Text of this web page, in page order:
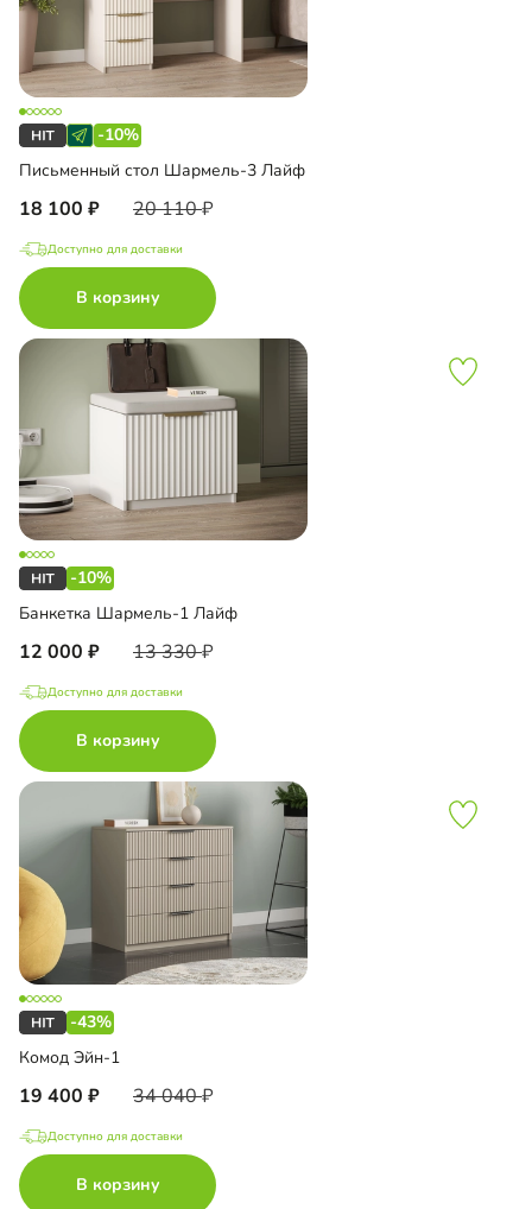
-10%
Письменный стол Шармель-3 Лайф
18 100 20 110
Доступно для доставки
В корзину
-10%
Банкетка Шармель-1 Лайф
12 000 13 330
Доступно для доставки
В корзину
-43%
Комод Эйн-1
19 400 34 040
Доступно для доставки
В корзину